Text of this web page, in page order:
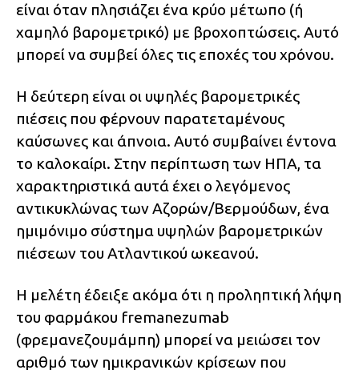
είναι όταν πλησιάζει ένα κρύο μέτωπο (ή
χαμηλό βαρομετρικό) με βροχοπτώσεις. Αυτό
μπορεί να συμβεί όλες τις εποχές του χρόνου.
Η δεύτερη είναι οι υψηλές βαρομετρικές
πιέσεις που φέρνουν παρατεταμένους
καύσωνες και άπνοια. Αυτό συμβαίνει έντονα
το καλοκαίρι. Στην περίπτωση των ΗΠΑ, τα
χαρακτηριστικά αυτά έχει ο λεγόμενος
αντικυκλώνας των Αζορών/Βερμούδων, ένα
ημιμόνιμο σύστημα υψηλών βαρομετρικών
πιέσεων του Ατλαντικού ωκεανού.
Η μελέτη έδειξε ακόμα ότι η προληπτική λήψη
του φαρμάκου fremanezumab
(φρεμανεζουμάμπη) μπορεί να μειώσει τον
αριθμό των ημικρανικών κρίσεων που